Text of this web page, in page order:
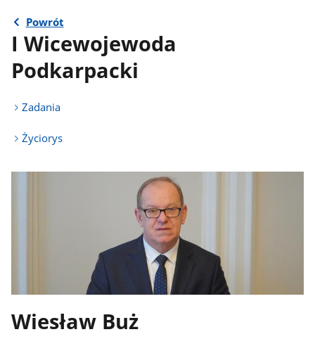
Powrót
I Wicewojewoda
Podkarpacki
Zadania
Życiorys
Wiesław Buż